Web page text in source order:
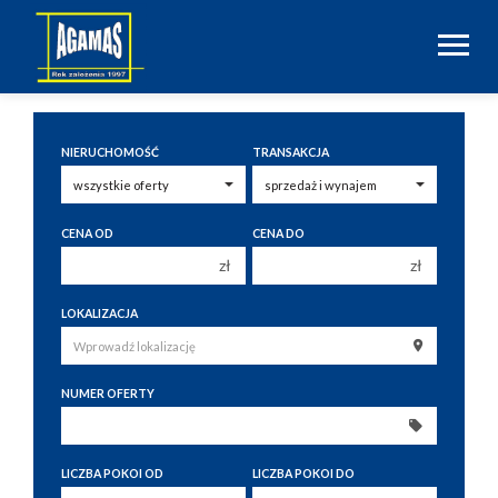
NIERUCHOMOŚĆ TRANSAKCJA
CENA OD
zł
200 000 zł
250 000 zł
300 000 zł
CENA DO
zł
200 000 zł
250 000 zł
LOKALIZACJA
NUMER OFERTY
LICZBA POKOI OD LICZBA POKOI DO